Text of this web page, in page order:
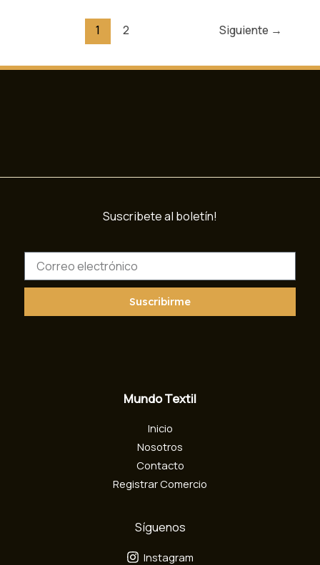
1 2 Siguiente →
Suscribete al boletín!
r
e
Suscribirme
Mundo Textil
Inicio
Nosotros
Contacto
Registrar Comercio
Síguenos
Instagram